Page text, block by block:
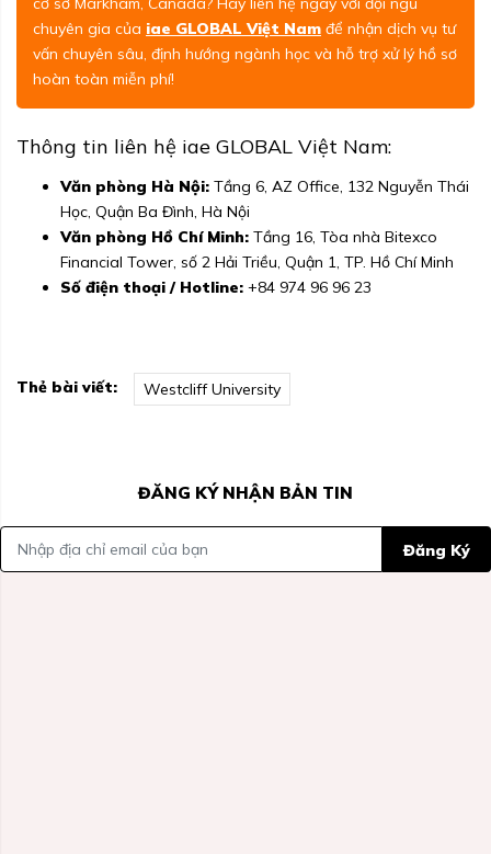
chuyên gia của iae GLOBAL Việt Nam để nhận dịch vụ tư
vấn chuyên sâu, định hướng ngành học và hỗ trợ xử lý hồ sơ
hoàn toàn miễn phí!
Thông tin liên hệ iae GLOBAL Việt Nam:
Văn phòng Hà Nội: Tầng 6, AZ Office, 132 Nguyễn Thái
Học, Quận Ba Đình, Hà Nội
Văn phòng Hồ Chí Minh: Tầng 16, Tòa nhà Bitexco
Financial Tower, số 2 Hải Triều, Quận 1, TP. Hồ Chí Minh
Số điện thoại / Hotline: +84 974 96 96 23
Thẻ bài viết: Westcliff University
ĐĂNG KÝ NHẬN BẢN TIN
Đăng Ký